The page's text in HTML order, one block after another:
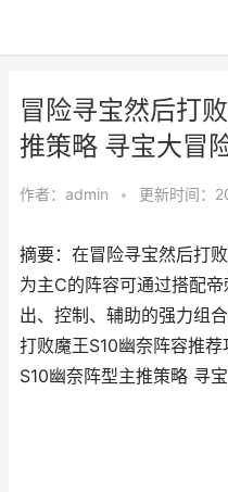
冒险寻宝然后打
推策略 寻宝大冒
作者： admin • 更新时间：
摘要：在冒险寻宝然后打
为主C的阵容可通过搭配
出、控制、辅助的强力组
打败魔王S10幽奈阵容推
S10幽奈阵型主推策略 寻